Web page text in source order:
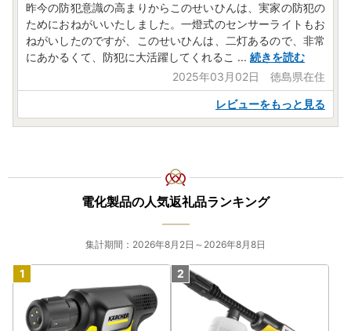
昨今の防犯意識の高まりからこのせいひんは、実家の防犯の
ためにおねがいいたしました。一燈式のセンサーライトもお
ねがいしたのですが、このせいひんは、二灯あるので、非常
にあかるくて、防犯に大活躍してくれるこ ... 続きを読む
2025年03月02日 徳島県在住
レビューをもっと見る
電化製品の人気返礼品ランキング
集計期間：2026年8月2日～2026年8月8日